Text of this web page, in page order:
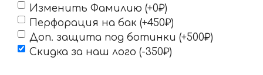
Изменить Фамилию (+0₽)
Перфорация на бак (+450₽)
Доп. защита под ботинки (+500₽)
Скидка за наш лого (-350₽)